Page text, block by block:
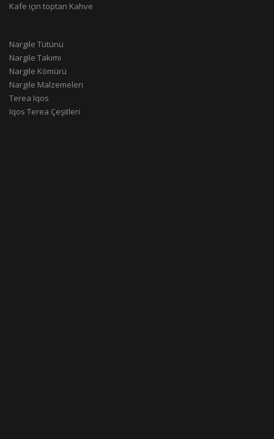
Kafe için toptan Kahve
Nargile Tütünü
Nargile Takımı
Nargile Kömürü
Nargile Malzemeleri
Terea Iqos
Iqos Terea Çeşitleri